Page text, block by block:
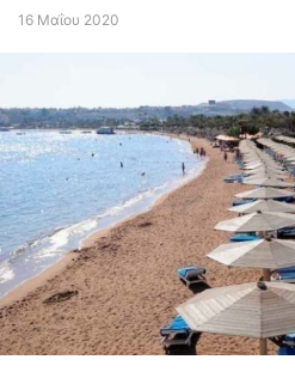
16 Μαΐου 2020